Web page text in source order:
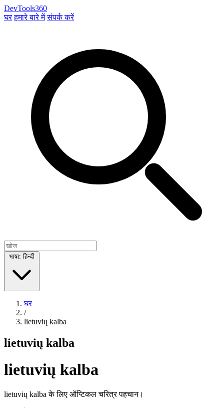
DevTools360
घर हमारे बारे में संपर्क करें
भाषा: हिन्दी
घर
/
lietuvių kalba
lietuvių kalba
lietuvių kalba
lietuvių kalba के लिए ऑप्टिकल चरित्र पहचान।